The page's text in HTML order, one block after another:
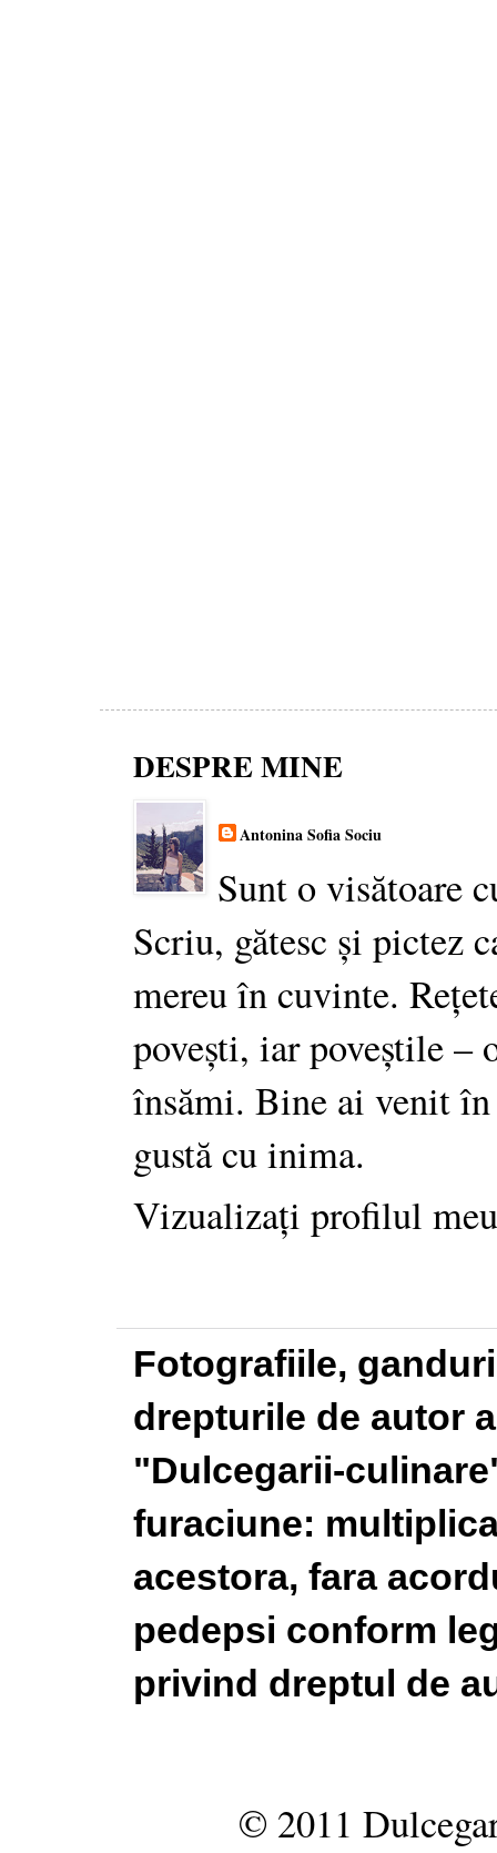
DESPRE MINE
Antonina Sofia Sociu
Sunt o visătoare
Scriu, gătesc și pictez
mereu în cuvinte.
povești, iar poveștile –
însămi. Bine ai venit
gustă cu inima.
Vizualizați profilul
Fotografiile,
drepturile de autor
"Dulcegarii-
furaciune:
acestora, fara
pedepsi conform
privind dreptul de
© 2011